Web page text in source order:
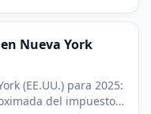
Nueva York
(EE.UU.) para 2025:
del impuesto